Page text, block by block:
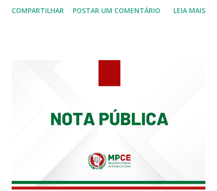
Siqueira Amorim faleceu em 28 de fevereiro e encerrou a
COMPARTILHAR POSTAR UM COMENTÁRIO LEIA MAIS